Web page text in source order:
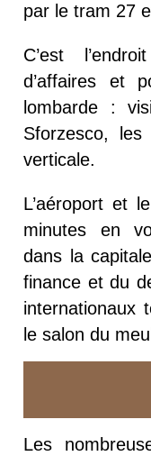
par le tram 27
C’est
d’affaires et
lombarde :
Sforzesco,
verticale.
L’aéroport et
minutes en
dans la
finance et du
internationaux
le salon du
Les